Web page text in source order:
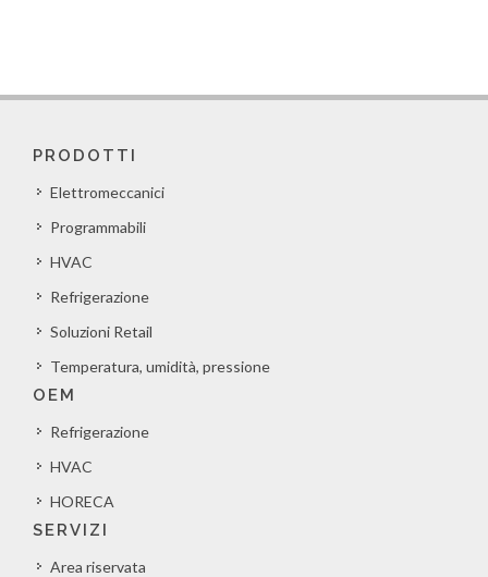
PRODOTTI
Elettromeccanici
Programmabili
HVAC
Refrigerazione
Soluzioni Retail
Temperatura, umidità, pressione
OEM
Refrigerazione
HVAC
HORECA
SERVIZI
Area riservata